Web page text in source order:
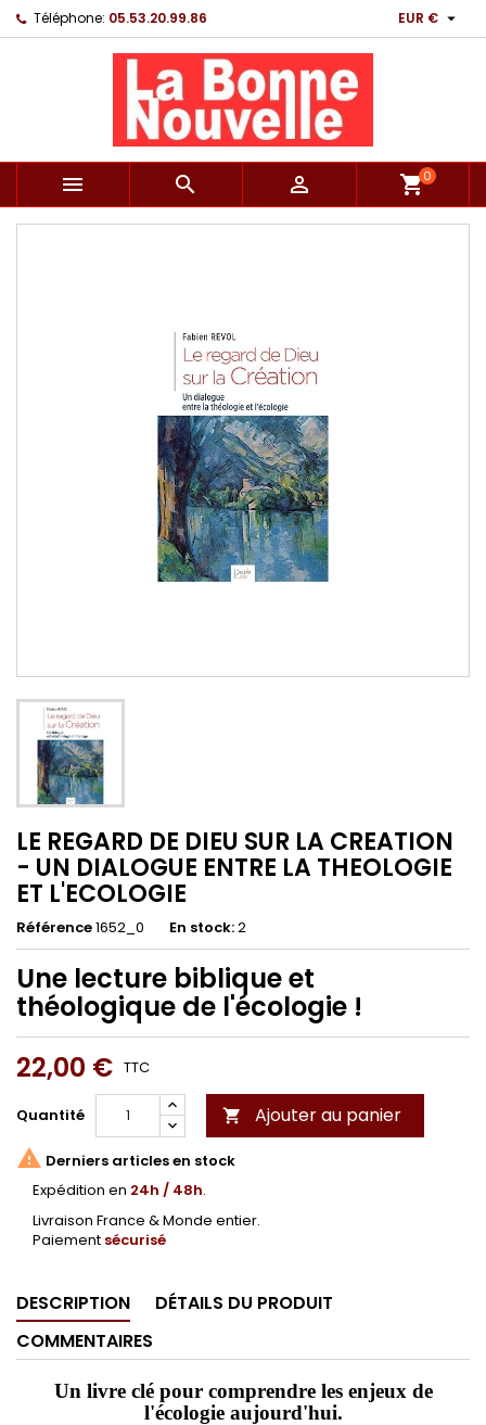
Téléphone: 05.53.20.99.86 EUR € 
   shopping_cart0
LE REGARD DE DIEU SUR LA CREATION
- UN DIALOGUE ENTRE LA THEOLOGIE
ET L'ECOLOGIE
Référence1652_0 En stock:2
Une lecture biblique et
théologique de l'écologie !
22,00 € TTC
Quantité  Ajouter au panier
 Derniers articles en stock
Expédition en 24h / 48h.
Livraison France & Monde entier.
Paiement sécurisé
DESCRIPTION
DÉTAILS DU PRODUIT
COMMENTAIRES
Un livre clé pour comprendre les enjeux de
l'écologie aujourd'hui.